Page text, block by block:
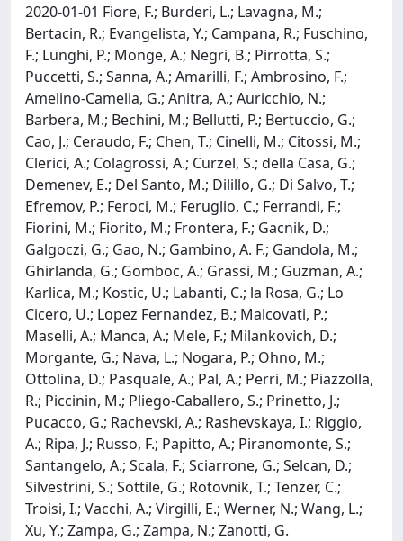
2020-01-01 Fiore, F.; Burderi, L.; Lavagna, M.;
Bertacin, R.; Evangelista, Y.; Campana, R.; Fuschino,
F.; Lunghi, P.; Monge, A.; Negri, B.; Pirrotta, S.;
Puccetti, S.; Sanna, A.; Amarilli, F.; Ambrosino, F.;
Amelino-Camelia, G.; Anitra, A.; Auricchio, N.;
Barbera, M.; Bechini, M.; Bellutti, P.; Bertuccio, G.;
Cao, J.; Ceraudo, F.; Chen, T.; Cinelli, M.; Citossi, M.;
Clerici, A.; Colagrossi, A.; Curzel, S.; della Casa, G.;
Demenev, E.; Del Santo, M.; Dilillo, G.; Di Salvo, T.;
Efremov, P.; Feroci, M.; Feruglio, C.; Ferrandi, F.;
Fiorini, M.; Fiorito, M.; Frontera, F.; Gacnik, D.;
Galgoczi, G.; Gao, N.; Gambino, A. F.; Gandola, M.;
Ghirlanda, G.; Gomboc, A.; Grassi, M.; Guzman, A.;
Karlica, M.; Kostic, U.; Labanti, C.; la Rosa, G.; Lo
Cicero, U.; Lopez Fernandez, B.; Malcovati, P.;
Maselli, A.; Manca, A.; Mele, F.; Milankovich, D.;
Morgante, G.; Nava, L.; Nogara, P.; Ohno, M.;
Ottolina, D.; Pasquale, A.; Pal, A.; Perri, M.; Piazzolla,
R.; Piccinin, M.; Pliego-Caballero, S.; Prinetto, J.;
Pucacco, G.; Rachevski, A.; Rashevskaya, I.; Riggio,
A.; Ripa, J.; Russo, F.; Papitto, A.; Piranomonte, S.;
Santangelo, A.; Scala, F.; Sciarrone, G.; Selcan, D.;
Silvestrini, S.; Sottile, G.; Rotovnik, T.; Tenzer, C.;
Troisi, I.; Vacchi, A.; Virgilli, E.; Werner, N.; Wang, L.;
Xu, Y.; Zampa, G.; Zampa, N.; Zanotti, G.